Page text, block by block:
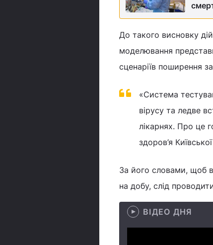
До такого висновку
моделювання
сценаріїв поширення
«Система
вірусу та ледве
лікарнях. Про це
здоров’я
За його словами, щоб
на добу, слід
ВІДЕО ДНЯ